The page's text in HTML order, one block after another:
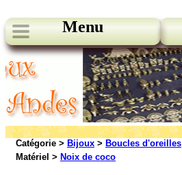
Menu
Catégorie > Bijoux > Boucles d'oreilles
Matériel > Noix de coco